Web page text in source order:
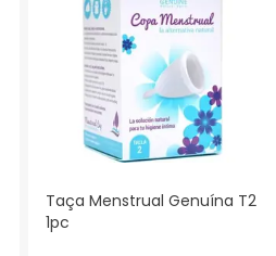
Taça Menstrual Genuína T2
1pc